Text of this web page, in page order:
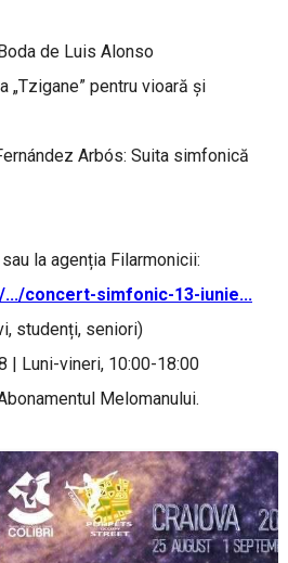
de Luis Alonso
„Tzigane” pentru vioară și
Arbós: Suita simfonică
la agenția Filarmonicii:
concert-simfonic-13-iunie...
studenți, seniori)
| Luni-vineri, 10:00-18:00
Melomanului.